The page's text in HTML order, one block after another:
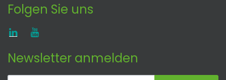
Folgen Sie uns
Newsletter anmelden